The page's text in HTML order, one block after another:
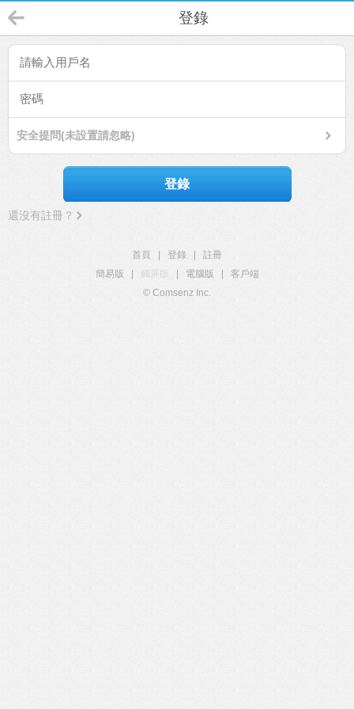
登錄
安全提問(未設置請忽略)
登錄
還沒有註冊？
首頁 登錄
註冊
簡易版
觸屏版 電腦版
客戶端
© Comsenz Inc.